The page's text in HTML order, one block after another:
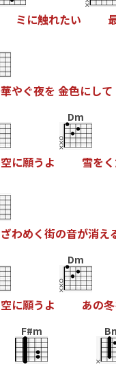
ミに触れたい
華やぐ夜を 金色にして
空に願う よ
Dm
雪をく
ざわめく街の音が消え
空に願う よ
Dm
あの冬
F#m